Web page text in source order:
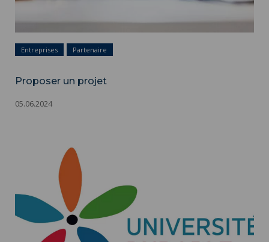
Entreprises Partenaire
Proposer un projet
05.06.2024
Politique DDRS ">